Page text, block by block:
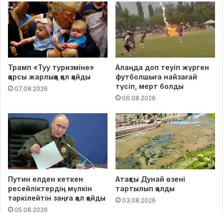
Трамп «Туу туризміне»
қарсы жарлыққа қол қойды
07.08.2026
Алаңда доп теуіп жүрген
футболшыға найзағай
түсіп, мерт болды
06.08.2026
Путин елден кеткен
ресейліктердің мүлкін
тәркілейтін заңға қол қойды
05.08.2026
Атақты Дунай өзені
тартылып қалды
03.08.2026